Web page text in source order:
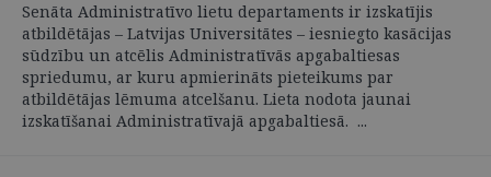
Senāta Administratīvo lietu departaments ir izskatījis
atbildētājas – Latvijas Universitātes – iesniegto kasācijas
sūdzību un atcēlis Administratīvās apgabaltiesas
spriedumu, ar kuru apmierināts pieteikums par
atbildētājas lēmuma atcelšanu. Lieta nodota jaunai
izskatīšanai Administratīvajā apgabaltiesā. ...